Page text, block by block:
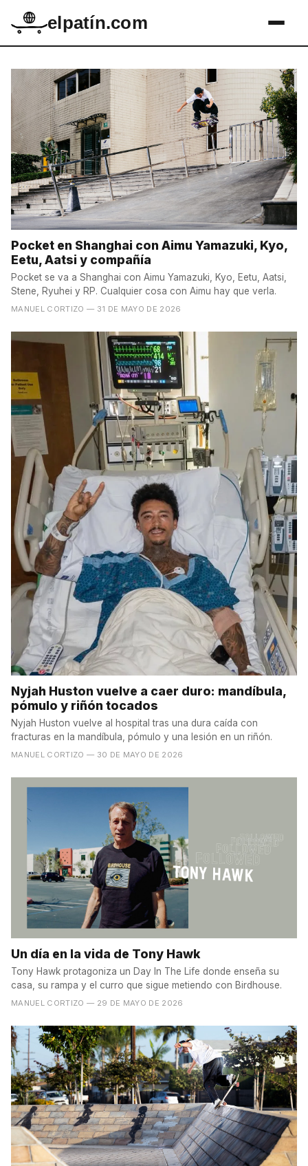
elpatín.com
Pocket en Shanghai con Aimu Yamazuki, Kyo,
Eetu, Aatsi y compañía
Pocket se va a Shanghai con Aimu Yamazuki, Kyo, Eetu, Aatsi,
Stene, Ryuhei y RP. Cualquier cosa con Aimu hay que verla.
MANUEL CORTIZO — 31 DE MAYO DE 2026
Nyjah Huston vuelve a caer duro: mandíbula,
pómulo y riñón tocados
Nyjah Huston vuelve al hospital tras una dura caída con
fracturas en la mandíbula, pómulo y una lesión en un riñón.
MANUEL CORTIZO — 30 DE MAYO DE 2026
Un día en la vida de Tony Hawk
Tony Hawk protagoniza un Day In The Life donde enseña su
casa, su rampa y el curro que sigue metiendo con Birdhouse.
MANUEL CORTIZO — 29 DE MAYO DE 2026